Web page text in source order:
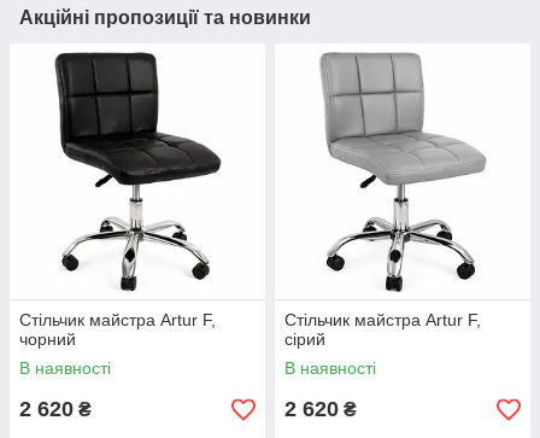
Акційні пропозиції та новинки
Стільчик майстра Artur F,
чорний
В наявності
2 620 ₴
Стільчик майстра Artur F,
сірий
В наявності
2 620 ₴